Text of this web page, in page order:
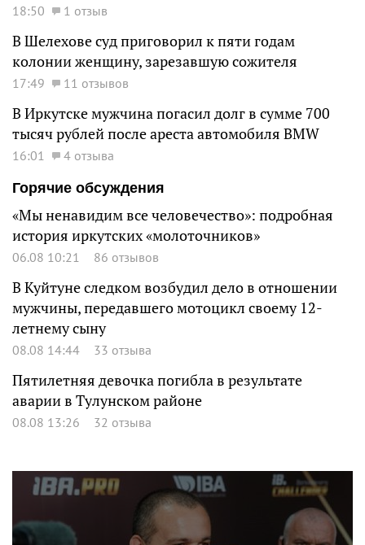
18:50 1 отзыв
В Шелехове суд приговорил к пяти годам
колонии женщину, зарезавшую сожителя
17:49 11 отзывов
В Иркутске мужчина погасил долг в сумме 700
тысяч рублей после ареста автомобиля BMW
16:01
4 отзыва
Горячие обсуждения
«Мы ненавидим все человечество»: подробная
история иркутских «молоточников»
06.08 10:21 86 отзывов
В Куйтуне следком возбудил дело в отношении
мужчины, передавшего мотоцикл своему 12-
летнему сыну
08.08 14:44 33 отзыва
Пятилетняя девочка погибла в результате
аварии в Тулунском районе
08.08 13:26 32 отзыва